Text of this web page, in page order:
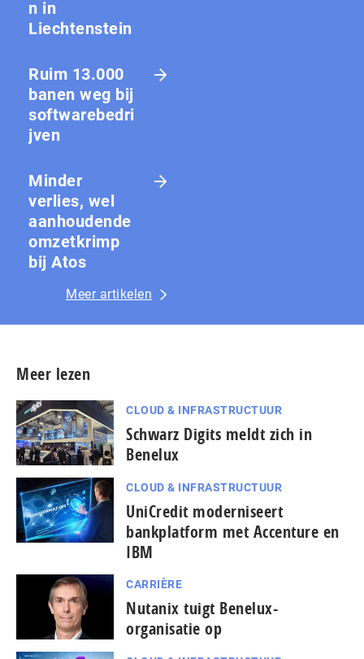
n in
Liechtenstein
Ruim 13.000
banen weg bij
softwarebedri
jven
Minder
verlies, wel
aanhoudende
omzetkrimp
bij Atos
Meer artikelen
Meer lezen
CLOUD & INFRASTRUCTUUR
Schwarz Digits meldt zich in
Benelux
CLOUD & INFRASTRUCTUUR
UniCredit moderniseert
bankplatform met Accenture en
IBM
CARRIÈRE
Nutanix tuigt Benelux-
organisatie op